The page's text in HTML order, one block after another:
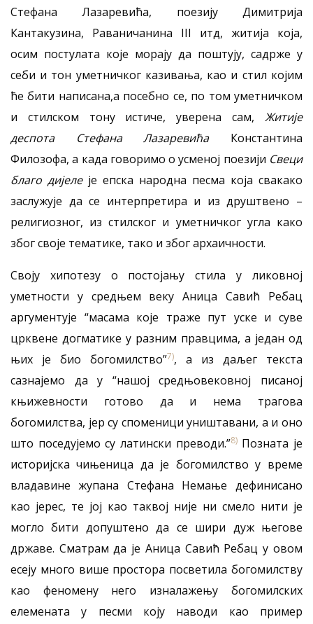
Стефана Лазаревића, поезију Димитрија
Кантакузина, Раваничанина III итд, житија која,
осим постулата које морају да поштују, садрже у
себи и тон уметничког казивања, као и стил којим
ће бити написана,а посебно се, по том уметничком
и стилском тону истиче, уверена сам, Житије
деспота Стефана Лазаревића Константина
Филозофа, а када говоримо о усменој поезији Свеци
благо дијелеје епска народна песма која свакако
заслужује да се интерпретира и из друштвено –
религиозног, из стилског и уметничког угла како
због своје тематике, тако и због архаичности.
Своју хипотезу о постојању стила у ликовној
уметности у средњем веку Аница Савић Ребац
аргументује “масама које траже пут уске и суве
црквене догматике у разним правцима, а један од
њих је био богомилство”7), а из даљег текста
сазнајемо да у “нашој средњовековној писаној
књижевности готово да и нема трагова
богомилства, јер су споменици уништавани, а и оно
што поседујемо су латински преводи.”8)Позната је
историјска чињеница да је богомилство у време
владавине жупана Стефана Немање дефинисано
као јерес, те јој као таквој није ни смело нити је
могло бити допуштено да се шири дуж његове
државе. Сматрам да је Аница Савић Ребац у овом
есеју много више простора посветила богомилству
као феномену него изналажењу богомилских
елемената у песми коју наводи као пример